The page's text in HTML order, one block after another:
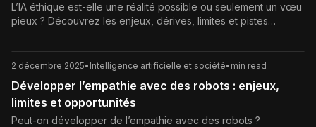
L’IA éthique est-elle une réalité possible ou seulement un vœu
pieux ? Découvrez les enjeux, dérives, limites et pistes
responsable.
2 décembre 2025• Intelligence artificielle et société• min read
Développer l’empathie avec des robots : enjeux,
limites et opportunités
Peut-on développer de l’empathie avec des robots ?